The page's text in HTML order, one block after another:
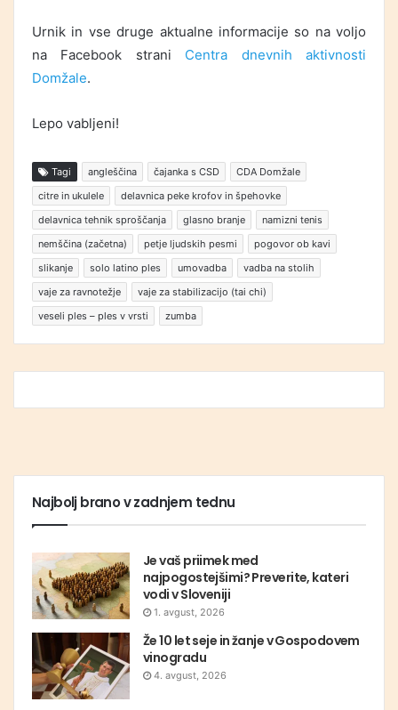
Urnik in vse druge aktualne informacije so na voljo
na Facebook strani Centra dnevnih aktivnosti
Domžale.
Lepo vabljeni!
Tagi angleščina čajanka s CSD
CDA Domžale
citre in ukulele
delavnica peke krofov in špehovke
delavnica tehnik sproščanja
glasno branje
namizni tenis
nemščina (začetna)
petje ljudskih pesmi
pogovor ob kavi
slikanje
solo latino ples umovadba
vadba na stolih
vaje za ravnotežje
vaje za stabilizacijo (tai chi)
veseli ples – ples v vrsti
zumba
Najbolj brano v zadnjem tednu
Je vaš priimek med
najpogostejšimi? Preverite, kateri
vodi v Sloveniji
1. avgust, 2026
Že 10 let seje in žanje v Gospodovem
vinogradu
4. avgust, 2026